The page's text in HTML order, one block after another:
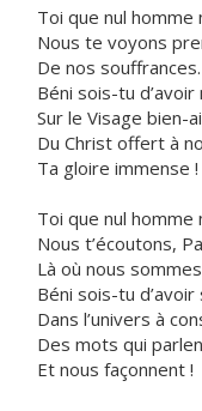
Toi que nul homme
Nous te voyons
De nos souffrances.
Béni sois-tu
Sur le Visage bien-
Du Christ offert à
Ta gloire immense !
Toi que nul homme
Nous t’écoutons,
Là où nous
Béni sois-tu d’avoir
Dans l’univers à
Des mots qui
Et nous façonnent !